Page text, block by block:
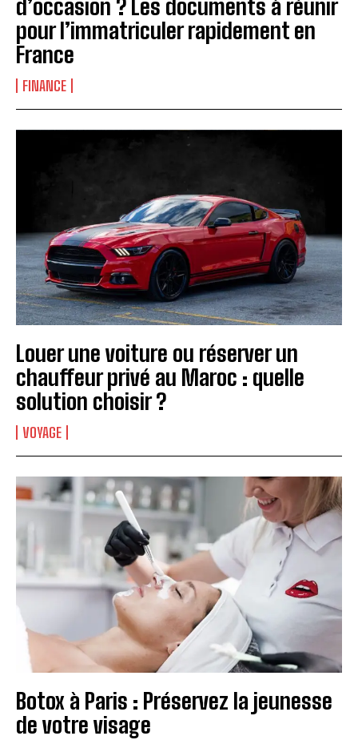
d’occasion ? Les documents à réunir
pour l’immatriculer rapidement en
France
FINANCE
Louer une voiture ou réserver un
chauffeur privé au Maroc : quelle
solution choisir ?
VOYAGE
Botox à Paris : Préservez la jeunesse
de votre visage